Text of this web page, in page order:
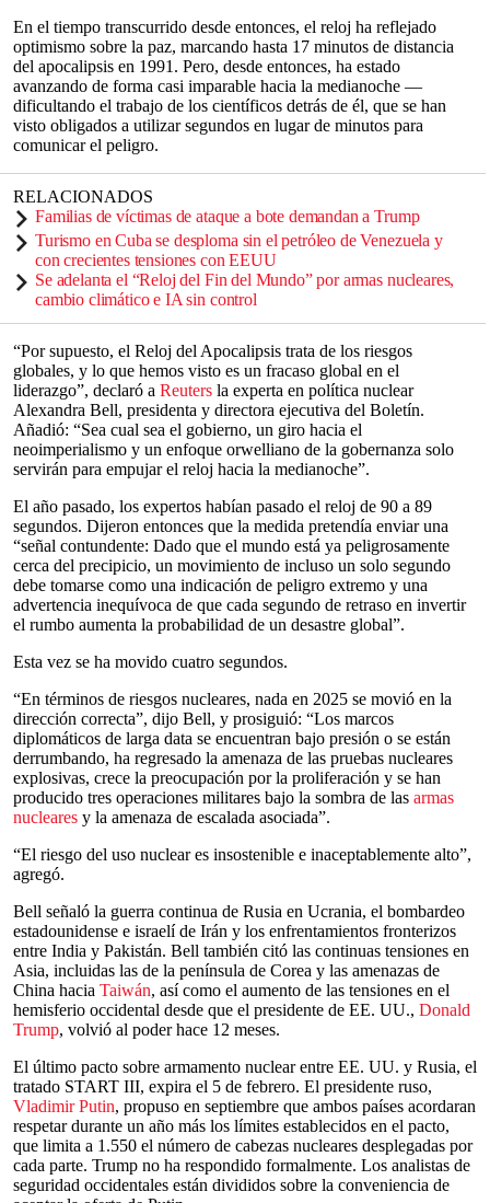
En el tiempo transcurrido desde entonces, el reloj ha reflejado
optimismo sobre la paz, marcando hasta 17 minutos de distancia
del apocalipsis en 1991. Pero, desde entonces, ha estado
avanzando de forma casi imparable hacia la medianoche —
dificultando el trabajo de los científicos detrás de él, que se han
visto obligados a utilizar segundos en lugar de minutos para
comunicar el peligro.
RELACIONADOS
Familias de víctimas de ataque a bote demandan a Trump
Turismo en Cuba se desploma sin el petróleo de Venezuela y
con crecientes tensiones con EEUU
Se adelanta el “Reloj del Fin del Mundo” por armas nucleares,
cambio climático e IA sin control
“Por supuesto, el Reloj del Apocalipsis trata de los riesgos
globales, y lo que hemos visto es un fracaso global en el
liderazgo”, declaró a Reuters la experta en política nuclear
Alexandra Bell, presidenta y directora ejecutiva del Boletín.
Añadió: “Sea cual sea el gobierno, un giro hacia el
neoimperialismo y un enfoque orwelliano de la gobernanza solo
servirán para empujar el reloj hacia la medianoche”.
El año pasado, los expertos habían pasado el reloj de 90 a 89
segundos. Dijeron entonces que la medida pretendía enviar una
“señal contundente: Dado que el mundo está ya peligrosamente
cerca del precipicio, un movimiento de incluso un solo segundo
debe tomarse como una indicación de peligro extremo y una
advertencia inequívoca de que cada segundo de retraso en invertir
el rumbo aumenta la probabilidad de un desastre global”.
Esta vez se ha movido cuatro segundos.
“En términos de riesgos nucleares, nada en 2025 se movió en la
dirección correcta”, dijo Bell, y prosiguió: “Los marcos
diplomáticos de larga data se encuentran bajo presión o se están
derrumbando, ha regresado la amenaza de las pruebas nucleares
explosivas, crece la preocupación por la proliferación y se han
producido tres operaciones militares bajo la sombra de las armas
nucleares y la amenaza de escalada asociada”.
“El riesgo del uso nuclear es insostenible e inaceptablemente alto”,
agregó.
Bell señaló la guerra continua de Rusia en Ucrania, el bombardeo
estadounidense e israelí de Irán y los enfrentamientos fronterizos
entre India y Pakistán. Bell también citó las continuas tensiones en
Asia, incluidas las de la península de Corea y las amenazas de
China hacia Taiwán, así como el aumento de las tensiones en el
hemisferio occidental desde que el presidente de EE. UU., Donald
Trump, volvió al poder hace 12 meses.
El último pacto sobre armamento nuclear entre EE. UU. y Rusia, el
tratado START III, expira el 5 de febrero. El presidente ruso,
Vladimir Putin, propuso en septiembre que ambos países acordaran
respetar durante un año más los límites establecidos en el pacto,
que limita a 1.550 el número de cabezas nucleares desplegadas por
cada parte. Trump no ha respondido formalmente. Los analistas de
seguridad occidentales están divididos sobre la conveniencia de